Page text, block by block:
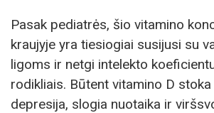
Pasak pediatrės, šio vitamino
kraujyje yra tiesiogiai susijusi su
ligoms ir netgi intelekto
rodikliais. Būtent vitamino D
depresija, slogia nuotaika ir